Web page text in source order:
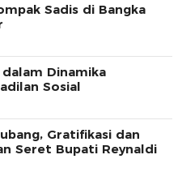
Sadis di Bangka
Dinamika
Sosial
Gratifikasi dan
Seret Bupati Reynaldi